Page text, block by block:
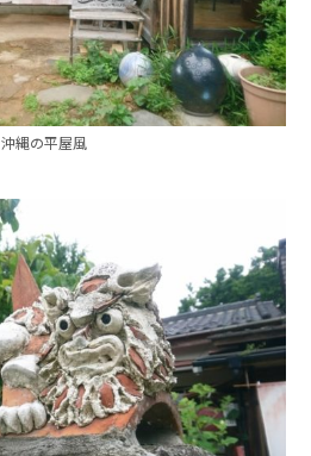
沖縄の平屋風